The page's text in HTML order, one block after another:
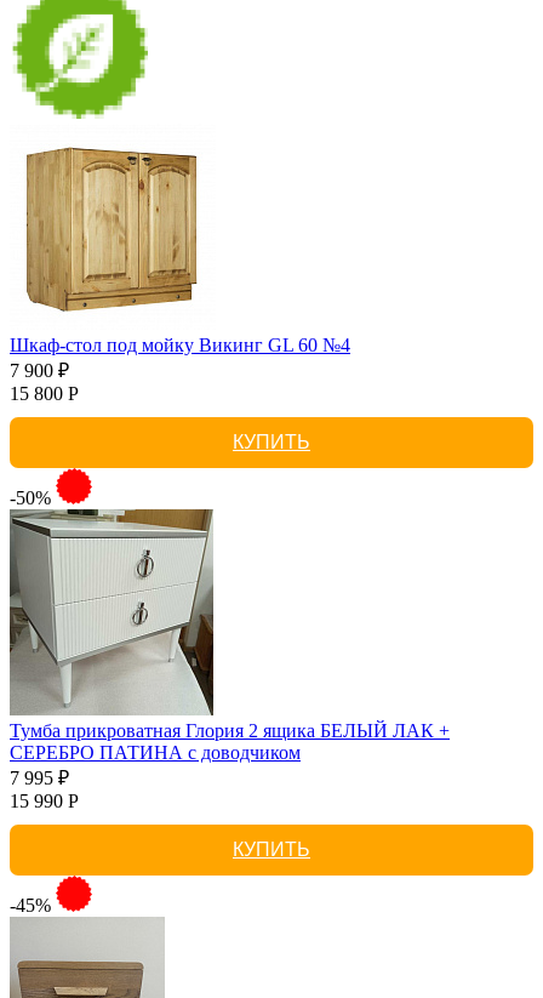
Шкаф-стол под мойку Викинг GL 60 №4
7 900 ₽
15 800 Р
КУПИТЬ
-50%
Тумба прикроватная Глория 2 ящика БЕЛЫЙ ЛАК +
СЕРЕБРО ПАТИНА с доводчиком
7 995 ₽
15 990 Р
КУПИТЬ
-45%